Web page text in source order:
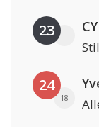
23
24
18